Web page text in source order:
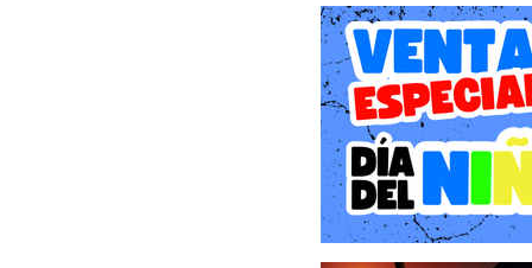
Exploración y Mundo
ciudades, aldeas,
actividades secundarias.
Combate Vikingo: El
hachas, espadas y
habilidades y mejoras.
Sistema de Alianzas: